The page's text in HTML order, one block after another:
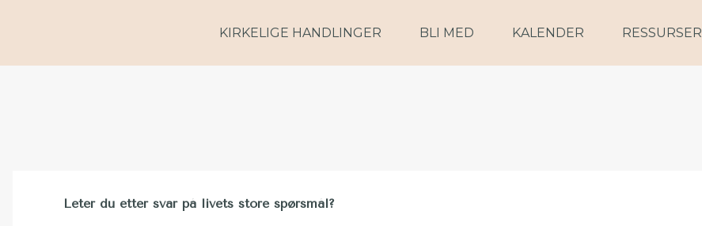
KIRKELIGE HANDLINGER BLI MED KALENDER RESSURSER
Leter du etter svar på livets store spørsmål?